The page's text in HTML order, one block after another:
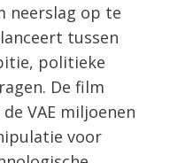
neerslag op te
tussen
politieke
De film
VAE miljoenen
voor